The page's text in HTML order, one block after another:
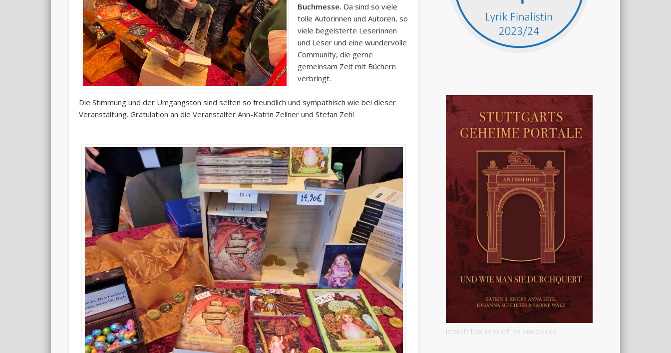
Buchmesse. Da sind so viele
tolle Autorinnen und Autoren, so
viele begeisterte Leserinnen
und Leser und eine wundervolle
Community, die gerne
gemeinsam Zeit mit Büchern
verbringt.
Die Stimmung und der Umgangston sind selten so freundlich und sympathisch wie bei dieser
Veranstaltung. Gratulation an die Veranstalter Ann-Katrin Zellner und Stefan Zeh!
Jetzt als Taschenbuch bei amazon.de